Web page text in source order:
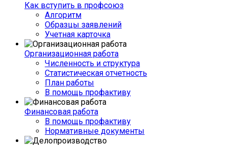
Как вступить в профсоюз
Алгоритм
Образцы заявлений
Учетная карточка
Организационная работа
Численность и структура
Статистическая отчетность
План работы
В помощь профактиву
Финансовая работа
В помощь профактиву
Нормативные документы